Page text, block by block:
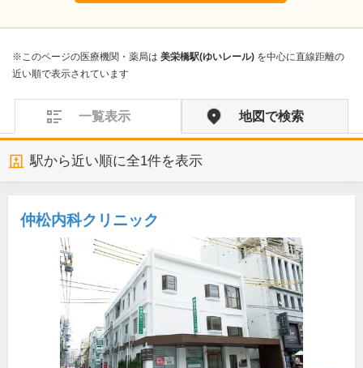
※このページの医療機関・薬局は 美栄橋駅(ゆいレール) を中心に直線距離の
近い順で表示されています
一覧表示 地図で検索
駅から近い順に全1件を表示
仲松内科クリニック